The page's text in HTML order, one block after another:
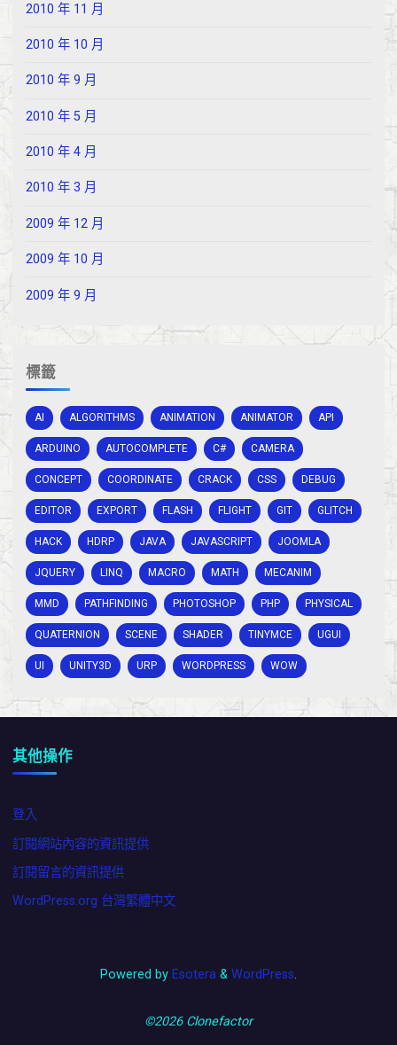
2010 年 11 月
2010 年 10 月
2010 年 9 月
2010 年 5 月
2010 年 4 月
2010 年 3 月
2009 年 12 月
2009 年 10 月
2009 年 9 月
標籤
AI ALGORITHMS ANIMATION ANIMATOR API
ARDUINO AUTOCOMPLETE C# CAMERA
CONCEPT COORDINATE CRACK CSS DEBUG
EDITOR EXPORT FLASH FLIGHT GIT GLITCH
HACK HDRP JAVA JAVASCRIPT JOOMLA
JQUERY LINQ MACRO MATH MECANIM
MMD PATHFINDING PHOTOSHOP PHP PHYSICAL
QUATERNION SCENE SHADER TINYMCE UGUI
UI UNITY3D URP WORDPRESS WOW
其他操作
登入
訂閱網站內容的資訊提供
訂閱留言的資訊提供
WordPress.org 台灣繁體中文
Powered by Esotera & WordPress.
©2026 Clonefactor